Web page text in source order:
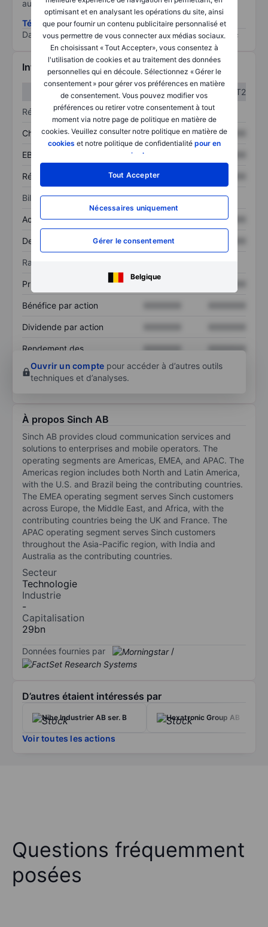
optimisant et en analysant les opérations du site, ainsi
que pour fournir un contenu publicitaire personnalisé et
vous permettre de vous connecter aux médias sociaux.
En choisissant « Tout Accepter», vous consentez à
l'utilisation de cookies et au traitement des données
personnelles qui en découle. Sélectionnez « Gérer le
consentement » pour gérer vos préférences en matière
de consentement. Vous pouvez modifier vos
préférences ou retirer votre consentement à tout
moment via notre page de politique en matière de
cookies. Veuillez consulter notre politique en matière de
cookies et notre politique de confidentialité pour en
savoir plus
Tout Accepter
Nécessaires uniquement
Gérer le consentement
Belgique
au risque le plus élevé).
Télécharger la méthodologie ESG (en anglais)
Data provided by
/
Informations financières
T1
T2
Résultats
Chiffre d’affaires XXXXXXX XXXXXXX
EBITDA XXXXXXX
Résultat net XXXXXXX
Bilan
Actif total XXXXXXX XXXXXXX
Dette totale XXXXXXX
Ratios
Prix / ventes XXXXXXX
Bénéfice par action
Dividende par action
Rendement des
XXXXXXX
XXXXXXX
Ouvrir un compte pour accéder à d’autres outils
techniques et d’analyses.
À propos Sinch AB
Sinch AB provides cloud communication services and
solutions to enterprises and mobile operators. The
operating segments are Americas, EMEA, and APAC. The
Americas region includes both North and Latin America,
with the U.S. and Brazil being the contributing countries.
The EMEA operating segment serves Sinch customers
across Europe, the Middle East, and Africa, with the
contributing countries being the UK and France. The
APAC operating segment serves Sinch customers
throughout the Asia-Pacific region, with India and
Australia as the contributing countries.
Secteur
Technologie
Industrie
-
Capitalisation
29bn
Données fournies par /
D’autres étaient intéressés par
Nibe Industrier AB ser. B Hexatronic Group AB
Voir toutes les actions
Questions fréquemment
posées